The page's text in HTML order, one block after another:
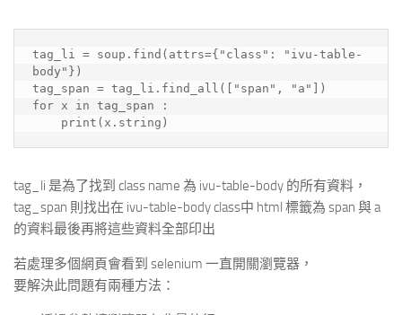
tag_li = soup.find(attrs={"class": "ivu-table-
body"})
tag_span = tag_li.find_all(["span", "a"])
for x in tag_span :
print(x.string)
tag_li 是為了找到 class name 為 ivu-table-body 的所有資料，
tag_span 則找出在 ivu-table-body class中 html 標籤為 span 與 a
的資料最後再將這些資料全部印出
若處理多個網頁會看到 selenium 一直開關瀏覽器，
要解決此問題有兩種方法：